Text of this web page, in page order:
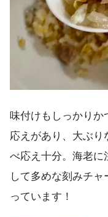
味付けもしっかりか
応えがあり、大ぶり
べ応え十分。海老に
して多めな刻みチ
っています！